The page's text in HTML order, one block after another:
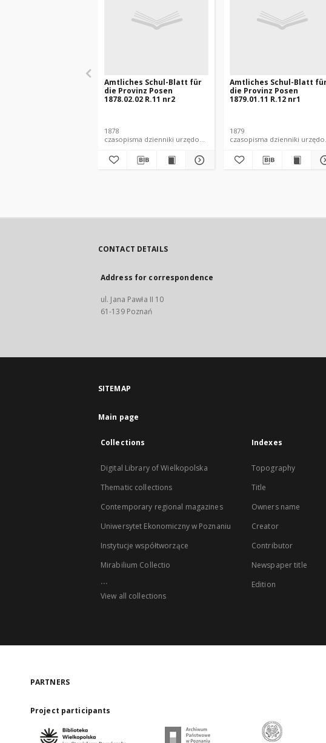
Amtliches Schul-Blatt für
die Provinz Posen
1878.02.02 R.11 nr2
1878
czasopisma dzienniki urzędowe
Amtliches Schul-Blatt
die Provinz Posen
1879.01.11 R.12 nr1
1879
czasopisma dzienniki
CONTACT DETAILS
Address for correspondence
ul. Jana Pawła II 10
61-139 Poznań
SITEMAP
Main page
Collections
Digital Library of Wielkopolska
Thematic collections
Contemporary regional magazines
Uniwersytet Ekonomiczny w Poznaniu
Instytucje współtworzące
Mirabilium Collectio
...
View all collections
Indexes
Topography
Title
Owners name
Creator
Contributor
Newspaper title
Edition
PARTNERS
Project participants